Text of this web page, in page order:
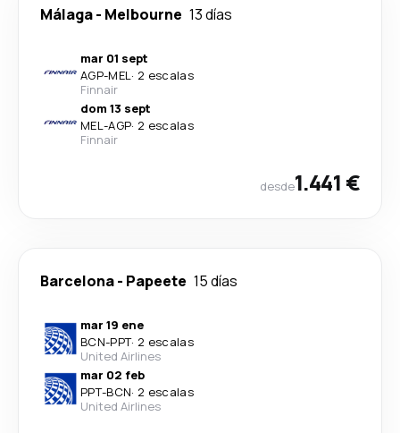
Málaga- Melbourne 13 días
mar 01 sept
AGP-MEL· 2 escalas
Finnair
dom 13 sept
MEL-AGP· 2 escalas
Finnair
desde1.441 €
Barcelona- Papeete 15 días
mar 19 ene
BCN-PPT· 2 escalas
United Airlines
mar 02 feb
PPT-BCN· 2 escalas
United Airlines